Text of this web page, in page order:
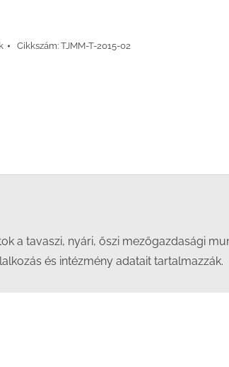
Cikkszám: TJMM-T-2015-02
a tavaszi, nyári, őszi mezőgazdasági
és intézmény adatait tartalmazzák.